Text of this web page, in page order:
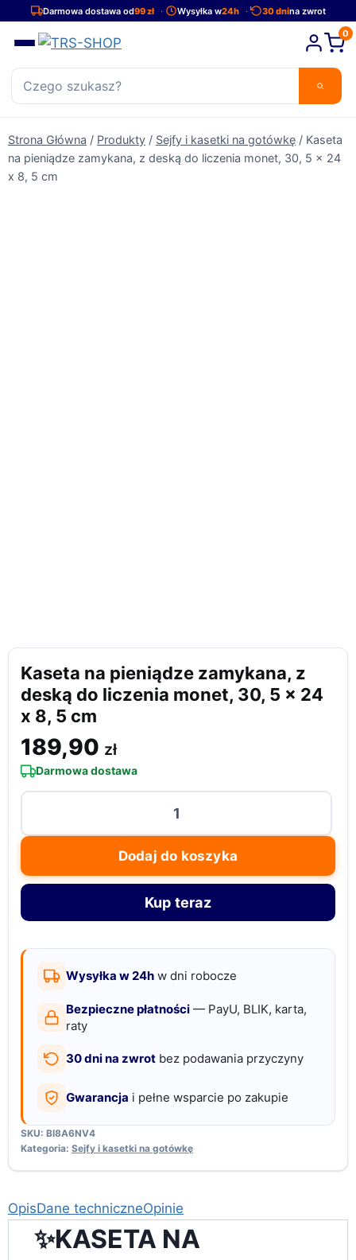
PrzejdźDarmowa dostawa od99 zł Wysyłka w24h 30 dnina zwrot
0
Strona Główna / Produkty / Sejfy i kasetki na gotówkę / Kaseta
na pieniądze zamykana, z deską do liczenia monet, 30, 5 x 24
x 8, 5 cm
Kaseta na pieniądze zamykana, z
deską do liczenia monet, 30, 5 x 24
x 8, 5 cm
189,90 zł
Darmowa dostawa
na
pieniądze
zamykana,
do
liczenia
8,
5
cm
Dodaj do koszyka
Kup teraz
Wysyłka w 24h w dni robocze
Bezpieczne płatności — PayU, BLIK, karta,
raty
30 dni na zwrot bez podawania przyczyny
Gwarancja i pełne wsparcie po zakupie
SKU: BI8A6NV4
Kategoria: Sejfy i kasetki na gotówkę
OpisDane techniczneOpinie
✨KASETA NA